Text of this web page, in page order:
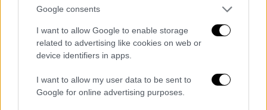
Google consents
I want to allow Google to enable storage
related to advertising like cookies on web or
device identifiers in apps.
I want to allow my user data to be sent to
Google for online advertising purposes.
Για τη συμμετοχή του στους Ολυμπιακούς
Αγώνες: «Μου αφήνει μία πικρία, γιατί ήρθα
προετοιμασμένος, ήμουν έτοιμος να δώσω
το 100%. Μπορώ να πω πηγαίνουμε
μαχητής, ξέρω έχω φάει πολλές πίκρες.